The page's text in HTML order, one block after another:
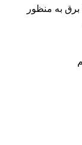
به منظور